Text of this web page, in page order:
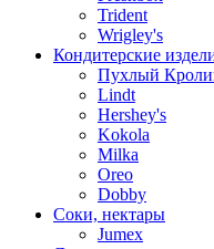
Trident
Wrigley's
Кондитерские
Пухлый
Lindt
Hershey's
Kokola
Milka
Oreo
Dobby
Соки, нектары
Jumex